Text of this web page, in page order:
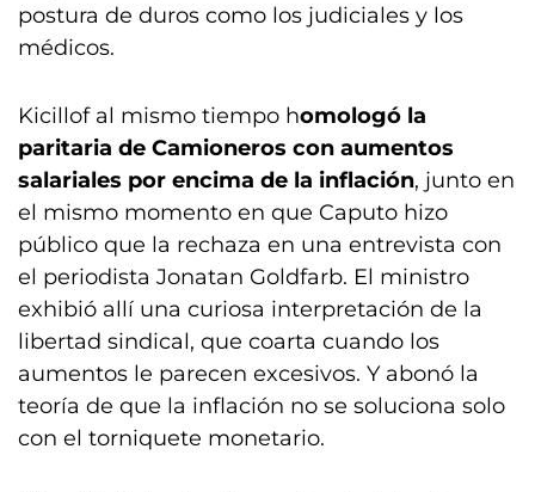
postura de duros como los judiciales y los
médicos.
Kicillof al mismo tiempo homologó la
paritaria de Camioneros con aumentos
salariales por encima de la inflación, junto en
el mismo momento en que Caputo hizo
público que la rechaza en una entrevista con
el periodista Jonatan Goldfarb. El ministro
exhibió allí una curiosa interpretación de la
libertad sindical, que coarta cuando los
aumentos le parecen excesivos. Y abonó la
teoría de que la inflación no se soluciona solo
con el torniquete monetario.